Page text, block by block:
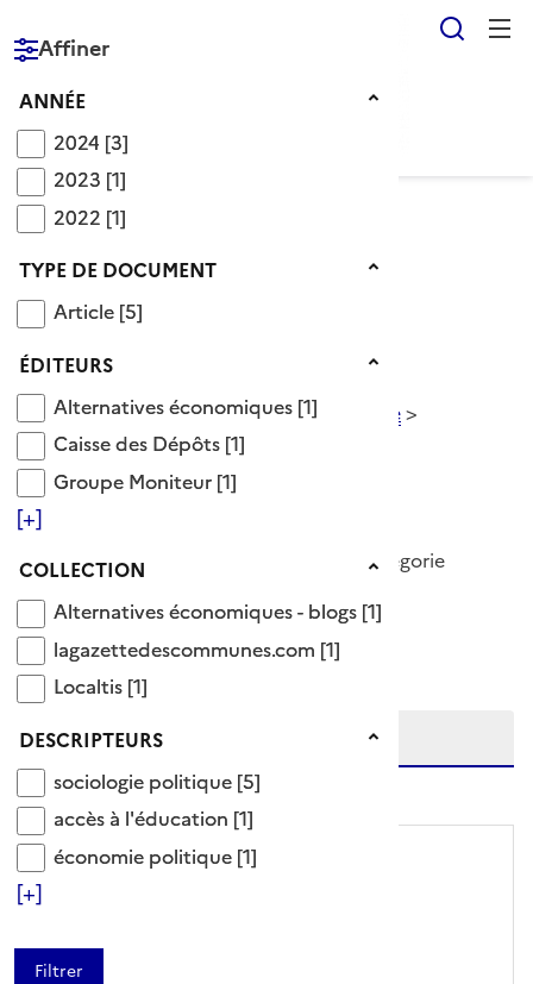
FRANÇAISE
Affiner
Année
ANNÉE
20242024 [3]
20232023 [1]
20222022 [1]
Type de document
TYPE DE DOCUMENT
ArticleArticle [5]
Éditeurs
ÉDITEURS
Alternatives économiques
Alternatives économiques [1]
Caisse des Dépôts
Caisse des Dépôts [1]
Groupe Moniteur
Groupe Moniteur [1]
[+]
Collection
COLLECTION
Alternatives économiques - blogs
Alternatives économiques - blogs [1]
lagazettedescommunes.com
lagazettedescommunes.com [1]
Localtis
Localtis [1]
Descripteurs
DESCRIPTEURS
sociologie politique
sociologie politique [5]
accès à l'éducation
accès à l'éducation [1]
économie politique
économie politique [1]
[+]
Catégorie sociologie politique
sciences humaines et sociales>sociologie>
sociologie politique
Voir aussi
5 Documents disponibles dans cette catégorie
Tris disponibles (Ouverture d'une modale)
Ajouter le résultat au panier
Affiner la recherche
Etendre la recherche sur
niveau(x) vers le bas